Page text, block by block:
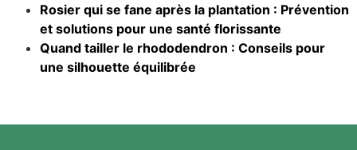
Rosier qui se fane après la plantation : Prévention
et solutions pour une santé florissante
Quand tailler le rhododendron : Conseils pour
une silhouette équilibrée